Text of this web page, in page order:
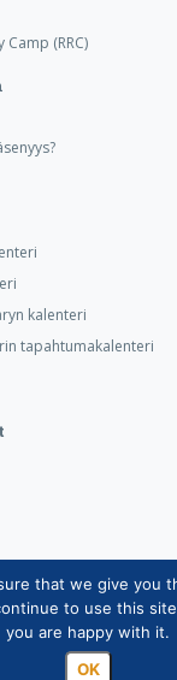
(RRC)
kalenteri
tapahtumakalenteri
© Suomen
tietosuojaseloste
käsittely Rotarytoiminnassa
that we give you
to use this
you are happy with it.
OK